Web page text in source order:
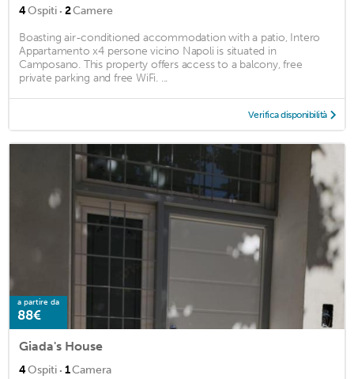
4Ospiti · 2Camere
Boasting air-conditioned accommodation with a patio, Intero
Appartamento x4 persone vicino Napoli is situated in
Camposano. This property offers access to a balcony, free
private parking and free WiFi. ...
Verifica disponibilità
a partire da
88€
Giada's House
4Ospiti · 1Camera